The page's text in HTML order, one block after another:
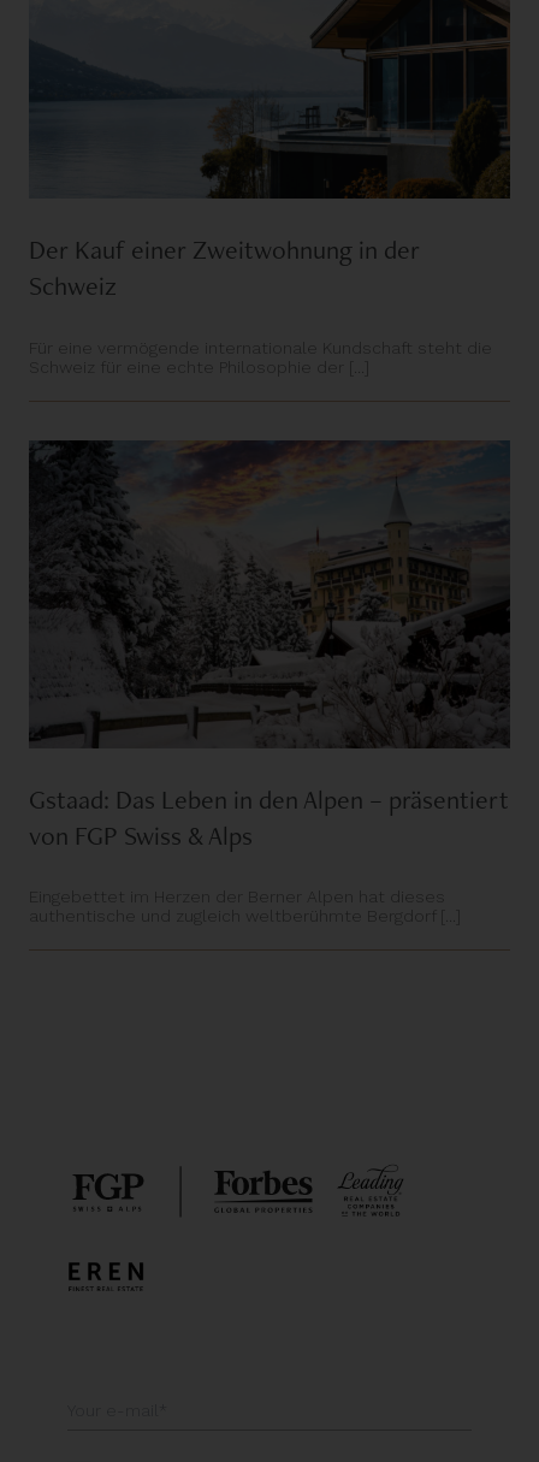
Der Kauf einer Zweitwohnung in der
Schweiz
Für eine vermögende internationale Kundschaft steht die
Schweiz für eine echte Philosophie der [...]
Gstaad: Das Leben in den Alpen – präsentiert
von FGP Swiss & Alps
Eingebettet im Herzen der Berner Alpen hat dieses
authentische und zugleich weltberühmte Bergdorf [...]